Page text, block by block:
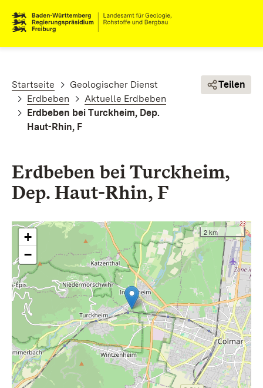
Pfadnavigation
Startseite
Geologischer Dienst
Erdbeben
Aktuelle Erdbeben
Erdbeben bei Turckheim, Dep.
Haut-Rhin, F
Teilen
Erdbeben bei Turckheim,
Dep. Haut-Rhin, F
+
−
2 km